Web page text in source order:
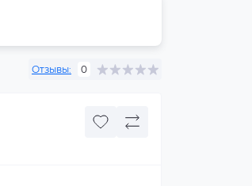
Отзывы: 0